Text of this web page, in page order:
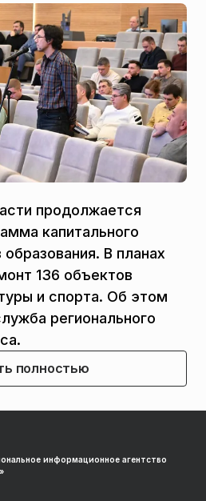
продолжается
капитального
В планах
136 объектов
и спорта. Об этом
регионального
полностью
информационное агентство